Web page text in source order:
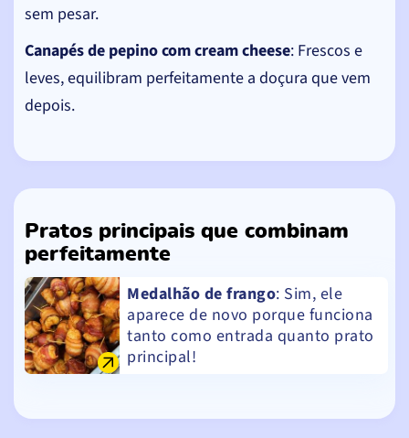
sem pesar.
Canapés de pepino com cream cheese: Frescos e
leves, equilibram perfeitamente a doçura que vem
depois.
Pratos principais que combinam
perfeitamente
Medalhão de frango: Sim, ele
aparece de novo porque funciona
tanto como entrada quanto prato
principal!